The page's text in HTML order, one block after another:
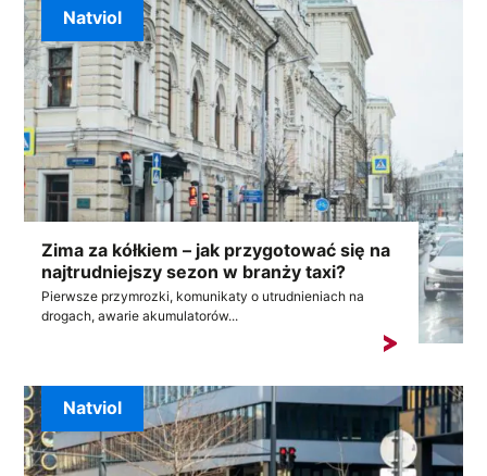
Zima za kółkiem – jak przygotować się na
najtrudniejszy sezon w branży taxi?
Pierwsze przymrozki, komunikaty o utrudnieniach na
drogach, awarie akumulatorów...
Natviol
Natviol